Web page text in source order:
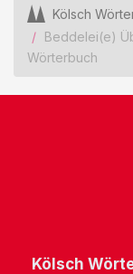
Kölsch
Beddelei(e)
Wörterbuch
Kölsch